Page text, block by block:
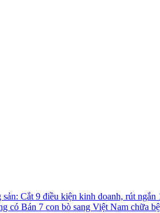
Cắt 9 điều kiện kinh doanh, rút ngắn
có Bán 7 con bò sang Việt Nam chữa